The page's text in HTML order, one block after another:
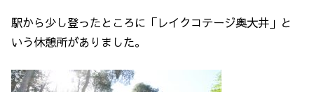
駅から少し登ったところに「レイクコテージ奥大井」と
いう休憩所がありました。